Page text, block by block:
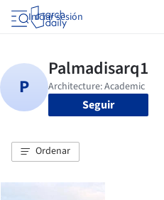
Iniciar sesión
Seguir
Ordenar